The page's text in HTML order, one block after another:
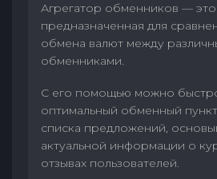
Агрегатор обменников —
предназначенная для
обмена валют между
обменниками.
С его помощью можно
оптимальный обменный
списка предложений,
актуальной информации о
отзывах пользователей.